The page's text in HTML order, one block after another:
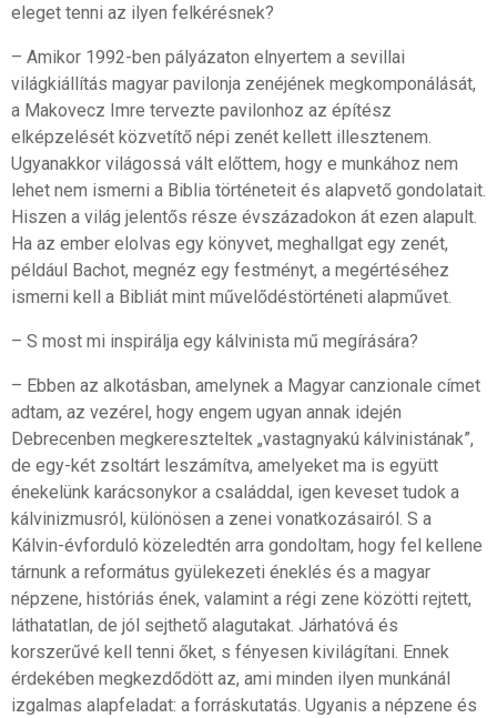
eleget tenni az ilyen felkérésnek?
– Amikor 1992-ben pályázaton elnyertem a sevillai
világkiállítás magyar pavilonja zenéjének megkomponálását,
a Makovecz Imre tervezte pavilonhoz az építész
elképzelését közvetítő népi zenét kellett illesztenem.
Ugyanakkor világossá vált előttem, hogy e munkához nem
lehet nem ismerni a Biblia történeteit és alapvető gondolatait.
Hiszen a világ jelentős része évszázadokon át ezen alapult.
Ha az ember elolvas egy könyvet, meghallgat egy zenét,
például Bachot, megnéz egy festményt, a megértéséhez
ismerni kell a Bibliát mint művelődéstörténeti alapművet.
– S most mi inspirálja egy kálvinista mű megírására?
– Ebben az alkotásban, amelynek a Magyar canzionale címet
adtam, az vezérel, hogy engem ugyan annak idején
Debrecenben megkereszteltek „vastagnyakú kálvinistának”,
de egy-két zsoltárt leszámítva, amelyeket ma is együtt
énekelünk karácsonykor a családdal, igen keveset tudok a
kálvinizmusról, különösen a zenei vonatkozásairól. S a
Kálvin-évforduló közeledtén arra gondoltam, hogy fel kellene
tárnunk a református gyülekezeti éneklés és a magyar
népzene, históriás ének, valamint a régi zene közötti rejtett,
láthatatlan, de jól sejthető alagutakat. Járhatóvá és
korszerűvé kell tenni őket, s fényesen kivilágítani. Ennek
érdekében megkezdődött az, ami minden ilyen munkánál
izgalmas alapfeladat: a forráskutatás. Ugyanis a népzene és